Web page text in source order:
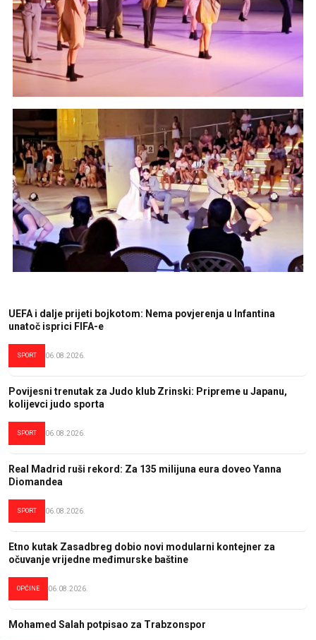
UEFA i dalje prijeti bojkotom: Nema povjerenja u Infantina
unatoč isprici FIFA-e
SPORT 06.08.2026.
Povijesni trenutak za Judo klub Zrinski: Pripreme u Japanu,
kolijevci judo sporta
SPORT 06.08.2026.
Real Madrid ruši rekord: Za 135 milijuna eura doveo Yanna
Diomandea
SPORT 06.08.2026.
Etno kutak Zasadbreg dobio novi modularni kontejner za
očuvanje vrijedne međimurske baštine
OPĆINE 06.08.2026.
Mohamed Salah potpisao za Trabzonspor